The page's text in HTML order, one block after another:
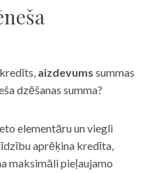
aizdevums summas
dzēšanas summa?
elementāru un viegli
aprēķina kredīta,
maksimāli pieļaujamo